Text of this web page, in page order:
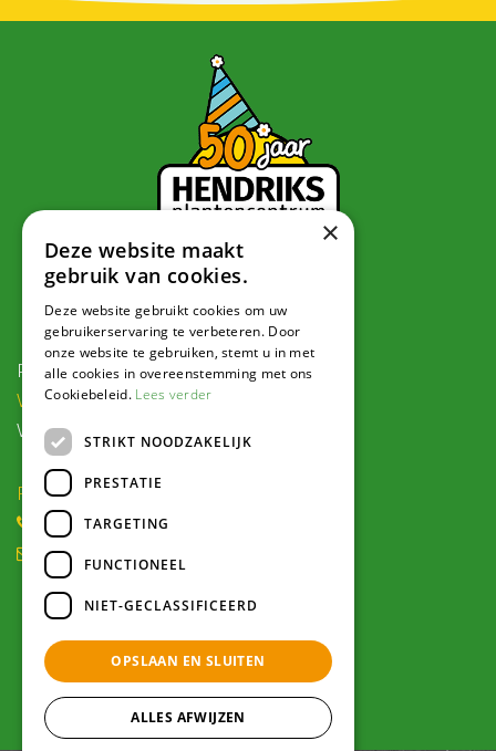
Contact
Postadres:
Veldweg 1, 5995 PG Kessel
Voor navigatie:
Roode Eggeweg 6b, Kessel
(0) 77 462 16 30
winkel@hendriksplantencentrum.nl
Openingstijden
Alle openingstijden >
×
Deze website maakt
gebruik van cookies.
Deze website gebruikt cookies om uw
gebruikerservaring te verbeteren. Door
onze website te gebruiken, stemt u in met
alle cookies in overeenstemming met ons
Cookiebeleid. Lees verder
STRIKT NOODZAKELIJK
PRESTATIE
TARGETING
FUNCTIONEEL
NIET-GECLASSIFICEERD
OPSLAAN EN SLUITEN
ALLES AFWIJZEN